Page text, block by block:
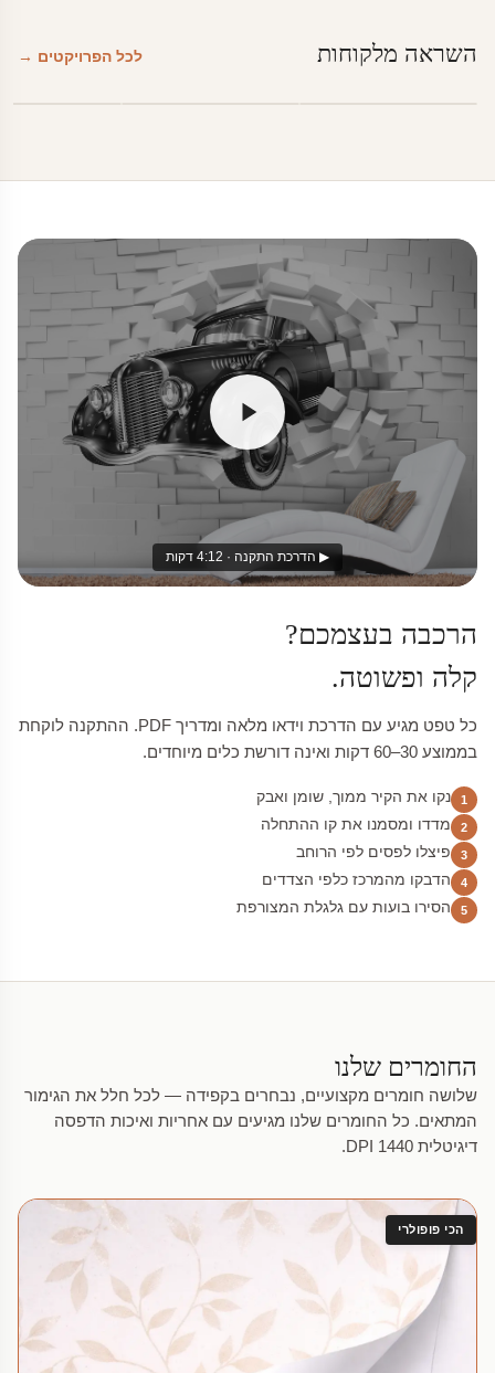
השראה מלקוחות לכל הפרויקטים →
▶ הדרכת התקנה · 4:12 דקות
הרכבה בעצמכם?
קלה ופשוטה.
כל טפט מגיע עם הדרכת וידאו מלאה ומדריך PDF. ההתקנה לוקחת
בממוצע 30–60 דקות ואינה דורשת כלים מיוחדים.
1 נקו את הקיר ממוך, שומן ואבק
2 מדדו ומסמנו את קו ההתחלה
3 פיצלו לפסים לפי הרוחב
4 הדבקו מהמרכז כלפי הצדדים
5 הסירו בועות עם גלגלת המצורפת
החומרים שלנו
שלושה חומרים מקצועיים, נבחרים בקפידה — לכל חלל את הגימור
המתאים. כל החומרים שלנו מגיעים עם אחריות ואיכות הדפסה
דיגיטלית 1440 DPI.
הכי פופולרי